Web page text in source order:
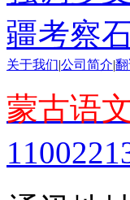
疆考察
关于我们 公司简介
蒙古语